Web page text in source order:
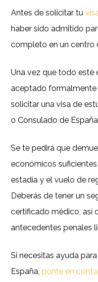
Antes de solicitar tu
haber sido admitido
completo en un centro
Una vez que todo esté
aceptado formalmente
solicitar una visa de
o Consulado de
Se te pedirá que
económicos
estadía y el vuelo de
Deberás de tener un
certificado médico, así
antecedentes penales
Si necesitas ayuda
España,ponte en